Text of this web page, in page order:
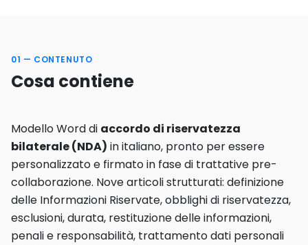
01 — CONTENUTO
Cosa contiene
Modello Word di accordo di riservatezza
bilaterale (NDA) in italiano, pronto per essere
personalizzato e firmato in fase di trattative pre-
collaborazione. Nove articoli strutturati: definizione
delle Informazioni Riservate, obblighi di riservatezza,
esclusioni, durata, restituzione delle informazioni,
penali e responsabilità, trattamento dati personali